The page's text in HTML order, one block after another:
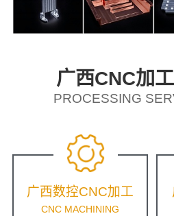
广西CNC加
PROCESSING
广西数控CNC加工
CNC MACHINING